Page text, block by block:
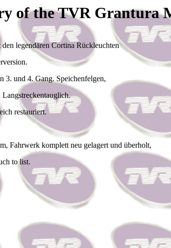
of the TVR Grantura
legendären Cortina Rückleuchten
und 4. Gang. Speichenfelgen,
Langstreckentauglich.
restauriert.
Fahrwerk komplett neu gelagert und überholt,
to list.